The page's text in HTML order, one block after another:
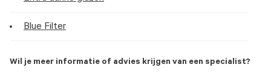
Blue Filter
Wil je meer informatie of advies krijgen van een specialist?